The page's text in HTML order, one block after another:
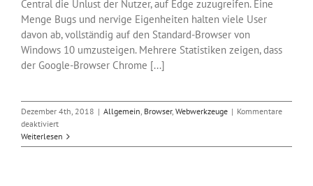
Central die Unlust der Nutzer, auf Edge zuzugreifen. Eine
Menge Bugs und nervige Eigenheiten halten viele User
davon ab, vollständig auf den Standard-Browser von
Windows 10 umzusteigen. Mehrere Statistiken zeigen, dass
der Google-Browser Chrome [...]
Dezember 4th, 2018 | Allgemein, Browser, Webwerkzeuge | Kommentare
deaktiviertfür
Das
Ende
Weiterlesen